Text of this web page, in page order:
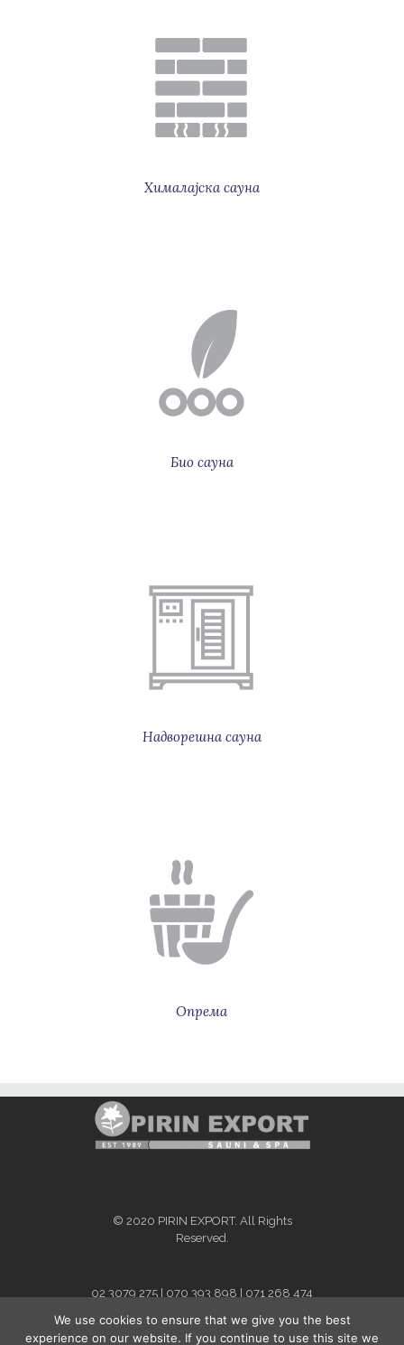
Хималајска сауна
Био сауна
Надворешна сауна
Опрема
© 2020 PIRIN EXPORT. All Rights
Reserved.
02 3079 275 | 070 393 898 | 071 268 474
For Kosovo and Albania - contact
We use cookies to ensure that we give you the best
experience on our website. If you continue to use this site we